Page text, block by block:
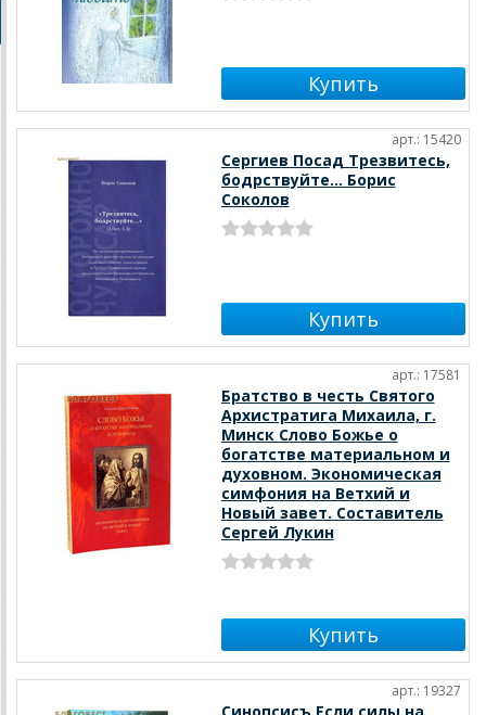
арт.: 15420
Сергиев Посад Трезвитесь,
бодрствуйте... Борис
Соколов
арт.: 17581
Братство в честь Святого
Архистратига Михаила, г.
Минск Слово Божье о
богатстве материальном и
духовном. Экономическая
симфония на Ветхий и
Новый завет. Составитель
Сергей Лукин
арт.: 19327